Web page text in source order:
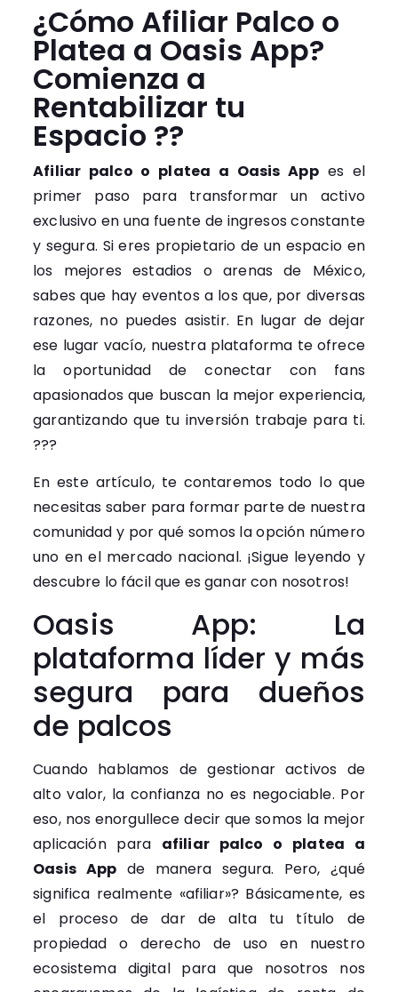
¿Cómo Afiliar Palco o
Platea a Oasis App?
Comienza a
Rentabilizar tu
Espacio ??
Afiliar palco o platea a Oasis Appes el
primer paso para transformar un activo
exclusivo en una fuente de ingresos constante
y segura. Si eres propietario de un espacio en
los mejores estadios o arenas de México,
sabes que hay eventos a los que, por diversas
razones, no puedes asistir. En lugar de dejar
ese lugar vacío, nuestra plataforma te ofrece
la oportunidad de conectar con fans
apasionados que buscan la mejor experiencia,
garantizando que tu inversión trabaje para ti.
???
En este artículo, te contaremos todo lo que
necesitas saber para formar parte de nuestra
comunidad y por qué somos la opción número
uno en el mercado nacional. ¡Sigue leyendo y
descubre lo fácil que es ganar con nosotros!
Oasis App: La
plataforma líder y más
segura para dueños
de palcos
Cuando hablamos de gestionar activos de
alto valor, la confianza no es negociable. Por
eso, nos enorgullece decir que somos la mejor
aplicación para afiliar palco o platea a
Oasis App de manera segura. Pero, ¿qué
significa realmente «afiliar»? Básicamente, es
el proceso de dar de alta tu título de
propiedad o derecho de uso en nuestro
ecosistema digital para que nosotros nos